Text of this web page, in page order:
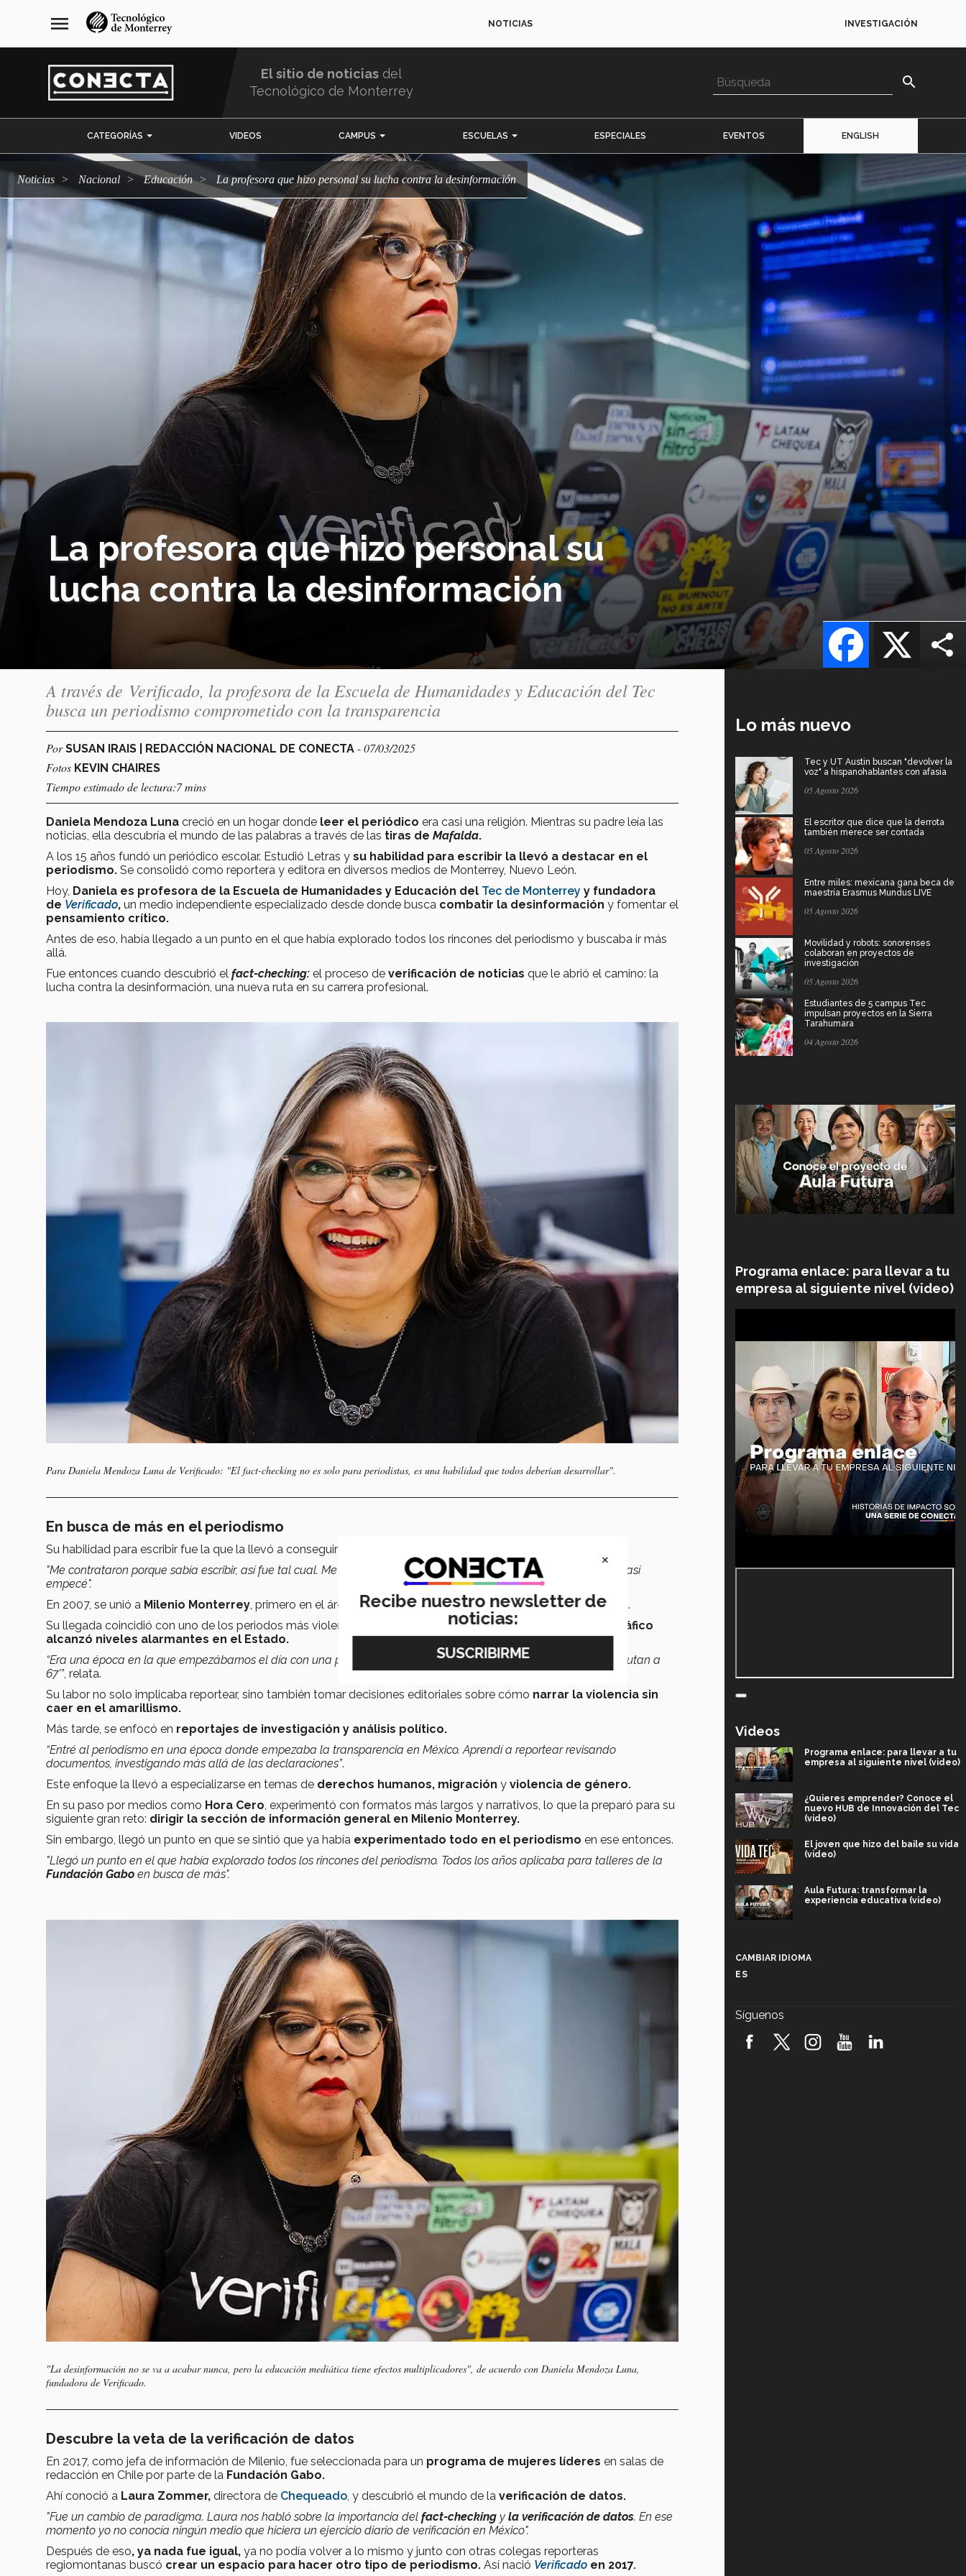
navegación
principal
menu NOTICIAS INVESTIGACIÓN
El sitio de noticias del
Tecnológico de Monterrey
search
CATEGORÍAS VIDEOS CAMPUS ESCUELAS ESPECIALES EVENTOS ENGLISH
Noticias Nacional Educación La profesora que hizo personal su lucha contra la desinformación
La profesora que hizo personal su
lucha contra la desinformación
X
Facebook
A través de Verificado, la profesora de la Escuela de Humanidades y Educación del Tec
busca un periodismo comprometido con la transparencia
PorSUSAN IRAIS | REDACCIÓN NACIONAL DE CONECTA - 07/03/2025
Fotos KEVIN CHAIRES
Tiempo estimado de lectura:7 mins
Daniela Mendoza Luna creció en un hogar donde leer el periódico era casi una religión. Mientras su padre leía las
noticias, ella descubría el mundo de las palabras a través de las tiras de Mafalda.
A los 15 años fundó un periódico escolar. Estudió Letras y su habilidad para escribir la llevó a destacar en el
periodismo. Se consolidó como reportera y editora en diversos medios de Monterrey, Nuevo León.
Hoy, Daniela es profesora de la Escuela de Humanidades y Educación del Tec de Monterrey y fundadora
de Verificado, un medio independiente especializado desde donde busca combatir la desinformación y fomentar el
pensamiento crítico.
Antes de eso, había llegado a un punto en el que había explorado todos los rincones del periodismo y buscaba ir más
allá.
Fue entonces cuando descubrió el fact-checking: el proceso de verificación de noticias que le abrió el camino: la
lucha contra la desinformación, una nueva ruta en su carrera profesional.
Para Daniela Mendoza Luna de Verificado: "El fact-checking no es solo para periodistas, es una habilidad que todos deberían desarrollar".​
En busca de más en el periodismo
Su habilidad para escribir fue la que la llevó a conseguir su primer empleo en el periódico
"Me contrataron porque sabía escribir, así fue tal cual. Me dijeron: 'Sabes escribir, ¿puedes reportear en la calle?'. Y así
empecé".
En 2007, se unió a Milenio Monterrey, primero en el área de cultura y luego como jefa de la sección policiaca.
Su llegada coincidió con uno de los periodos más violentos de México, cuandola guerra contra el narcotráfico
alcanzó niveles alarmantes en el Estado.
“Era una época en la que empezábamos el día con una portada que decía ‘Ejecutan a tres’ y terminaba con ‘Ejecutan a
67’”, relata.
Su labor no solo implicaba reportear, sino también tomar decisiones editoriales sobre cómo narrar la violencia sin
caer en el amarillismo.
Más tarde, se enfocó en reportajes de investigación y análisis político.
“Entré al periodismo en una época donde empezaba la transparencia en México. Aprendí a reportear revisando
documentos, investigando más allá de las declaraciones”.
Este enfoque la llevó a especializarse en temas de derechos humanos, migración y violencia de género.
En su paso por medios como Hora Cero, experimentó con formatos más largos y narrativos, lo que la preparó para su
siguiente gran reto: dirigir la sección de información general en Milenio Monterrey.
Sin embargo, llegó un punto en que se sintió que ya había experimentado todo en el periodismo en ese entonces.
"Llegó un punto en el que había explorado todos los rincones del periodismo. Todos los años aplicaba para talleres de la
Fundación Gabo en busca de más".
"La desinformación no se va a acabar nunca, pero la educación mediática tiene efectos multiplicadores", de acuerdo con Daniela Mendoza Luna,
fundadora de Verificado.
Descubre la veta de la verificación de datos
En 2017, como jefa de información de Milenio, fue seleccionada para un programa de mujeres líderes en salas de
redacción en Chile por parte de la Fundación Gabo.
Ahí conoció a Laura Zommer, directora de Chequeado, y descubrió el mundo de la verificación de datos.
"Fue un cambio de paradigma. Laura nos habló sobre la importancia del fact-checking y la verificación de datos. En ese
momento yo no conocía ningún medio que hiciera un ejercicio diario de verificación en México".
Después de eso, ya nada fue igual, ya no podía volver a lo mismo y junto con otras colegas reporteras
regiomontanas buscó crear un espacio para hacer otro tipo de periodismo. Así nació Verificado en 2017.
Lo más nuevo
Tec y UT Austin buscan "devolver la
voz" a hispanohablantes con afasia
05 Agosto 2026
El escritor que dice que la derrota
también merece ser contada
05 Agosto 2026
Entre miles: mexicana gana beca de
maestría Erasmus Mundus LIVE
05 Agosto 2026
Movilidad y robots: sonorenses
colaboran en proyectos de
investigación
05 Agosto 2026
Estudiantes de 5 campus Tec
impulsan proyectos en la Sierra
Tarahumara
04 Agosto 2026
Programa enlace: para llevar a tu
empresa al siguiente nivel (video)
Videos
Programa enlace: para llevar a tu
empresa al siguiente nivel (video)
¿Quieres emprender? Conoce el
nuevo HUB de Innovación del Tec
(video)
El joven que hizo del baile su vida
(video)
Aula Futura: transformar la
experiencia educativa (video)
robótica FIRST 2026! (video)
CAMBIAR IDIOMA
ES
Síguenos
×
Recibe nuestro newsletter de
noticias: